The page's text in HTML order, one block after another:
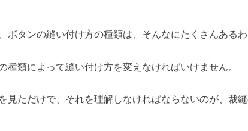
ボタンの縫い付け方の種類は、そんなにたくさんあるわ
種類によって縫い付け方を変えなければいけません。
見ただけで、それを理解しなければならないのが、裁縫